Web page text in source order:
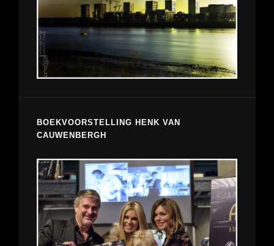
BOEKVOORSTELLING HENK VAN
CAUWENBERGH